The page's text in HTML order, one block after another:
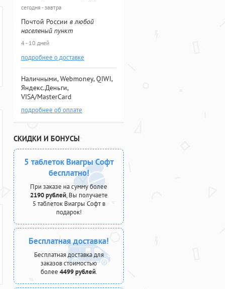
сегодня - завтра
Почтой России в любой
населеный пункт
4 - 10 дней
подробнее о доставке
Наличными, Webmoney, QIWI,
Яндекс.Деньги,
VISA/MasterCard
подробнее об оплате
СКИДКИ И БОНУСЫ
5 таблеток Виагры Софт
бесплатно!
При заказе на сумму более
2190 рублей, Вы получаете
5 таблеток Виагры Софт в
подарок!
Бесплатная доставка!
Бесплатная доставка для
заказов стоимостью
более 4499 рублей.